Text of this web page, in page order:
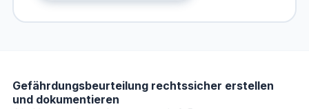
Gefährdungsbeurteilung rechtssicher erstellen
und dokumentieren